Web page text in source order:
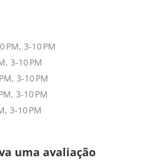
PM, 3-10 PM
3-10 PM
3-10 PM
3-10 PM
3-10 PM
uma avaliação